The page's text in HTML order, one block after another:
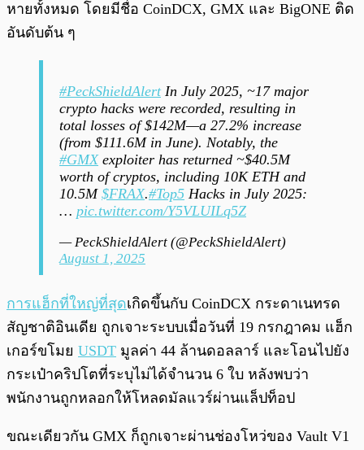
หายทั้งหมด โดยมีชื่อ CoinDCX, GMX และ BigONE ติด
อันดับต้น ๆ
#PeckShieldAlertIn July 2025, ~17 major
crypto hacks were recorded, resulting in
total losses of $142M—a 27.2% increase
(from $111.6M in June). Notably, the
#GMXexploiter has returned ~$40.5M
worth of cryptos, including 10K ETH and
10.5M $FRAX.#Top5 Hacks in July 2025:
… pic.twitter.com/Y5VLUILq5Z
— PeckShieldAlert (@PeckShieldAlert)
August 1, 2025
การแฮ็กที่ใหญ่ที่สุดเกิดขึ้นกับ CoinDCX กระดาเนทรด
สัญชาติอินเดีย ถูกเจาะระบบเมื่อวันที่ 19 กรกฎาคม แฮ็ก
เกอร์ขโมย USDT มูลค่า 44 ล้านดอลลาร์ และโอนไปยัง
กระเป๋าคริปโตที่ระบุไม่ได้จำนวน 6 ใบ หลังพบว่า
พนักงานถูกหลอกให้โหลดมัลแวร์ผ่านแล็ปท็อป
ขณะเดียวกัน GMX ก็ถูกเจาะผ่านช่องโหว่ของ Vault V1